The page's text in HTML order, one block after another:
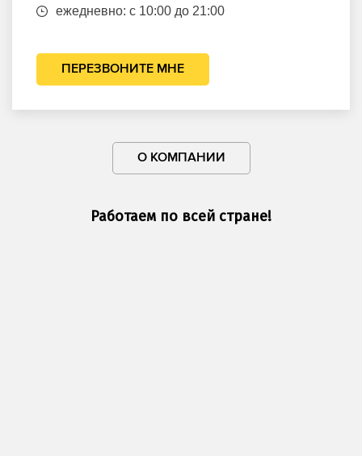
ежедневно: с 10:00 до 21:00
ПЕРЕЗВОНИТЕ МНЕ
О КОМПАНИИ
Работаем по всей стране!